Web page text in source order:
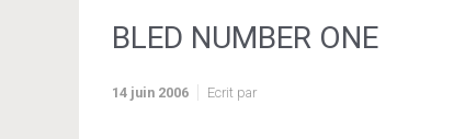
BLED NUMBER ONE
14 juin 2006 Ecrit par